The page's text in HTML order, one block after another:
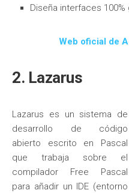
Diseña interfaces 100%
Web oficial de
2. Lazarus
Lazarus es un sistema de
desarrollo de código
abierto escrito en Pascal
que trabaja sobre el
compilador Free Pascal
para añadir un IDE (entorno